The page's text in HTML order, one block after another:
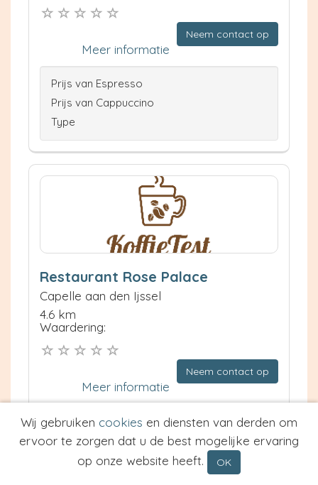
Neem contact op
Meer informatie
Prijs van Espresso
Prijs van Cappuccino
Type
Restaurant Rose Palace
Capelle aan den Ijssel
4.6 km
Waardering:
Neem contact op
Meer informatie
Prijs van Espresso
Prijs van Cappuccino
Wij gebruiken cookies en diensten van derden om
ervoor te zorgen dat u de best mogelijke ervaring
op onze website heeft.
OK